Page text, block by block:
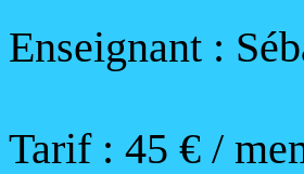
Enseignant :
Tarif : 45 € /